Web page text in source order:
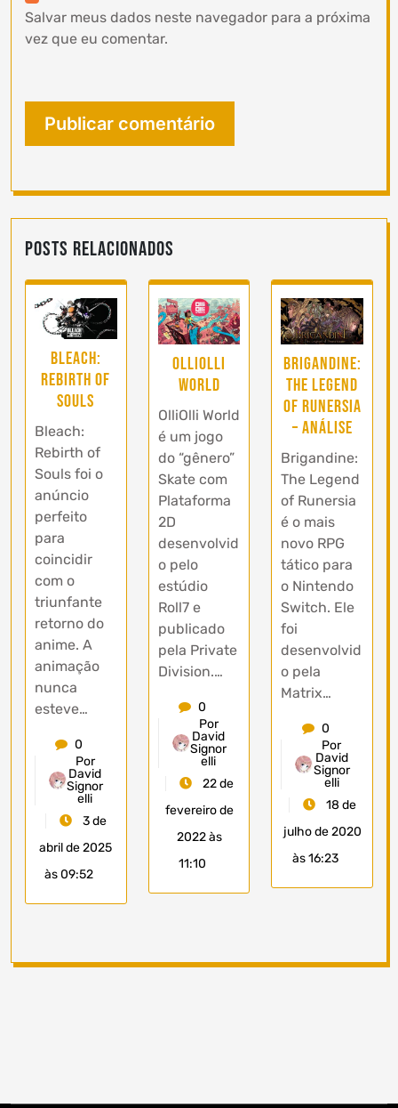
Salvar meus dados neste navegador para a próxima
vez que eu comentar.
Posts Relacionados
Bleach:
Rebirth of
Souls
Bleach:
Rebirth of
Souls foi o
anúncio
perfeito
para
coincidir
com o
triunfante
retorno do
anime. A
animação
nunca
esteve…
0
Por
David
Signor
elli
3 de
abril de 2025
às 09:52
OlliOlli
World
OlliOlli World
é um jogo
do “gênero”
Skate com
Plataforma
2D
desenvolvid
o pelo
estúdio
Roll7 e
publicado
pela Private
Division.…
0
Por
David
Signor
elli
22 de
fevereiro de
2022 às
11:10
Brigandine:
The Legend
of Runersia
– Análise
Brigandine:
The Legend
of Runersia
é o mais
novo RPG
tático para
o Nintendo
Switch. Ele
foi
desenvolvid
o pela
Matrix…
0
Por
David
Signor
elli
18 de
julho de 2020
às 16:23